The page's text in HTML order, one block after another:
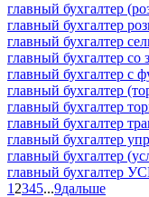
главный бухгалтер
главный бухгалтер
главный бухгалтер
главный бухгалтер со
главный бухгалтер с
главный бухгалтер
главный бухгалтер
главный бухгалтер
главный бухгалтер
главный бухгалтер
главный бухгалтер
1 2345...9дальше